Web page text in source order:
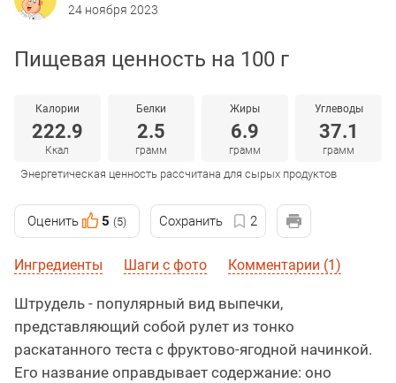
24 ноября 2023
Пищевая ценность на 100 г
Калории
222.9
Ккал
Белки
2.5
грамм
Жиры
6.9
грамм
Углеводы
37.1
грамм
Энергетическая ценность рассчитана для сырых продуктов
Оценить 5 (5) Сохранить 2
Ингредиенты Шаги с фото Комментарии (1)
Штрудель - популярный вид выпечки,
представляющий собой рулет из тонко
раскатанного теста с фруктово-ягодной начинкой.
Его название оправдывает содержание: оно